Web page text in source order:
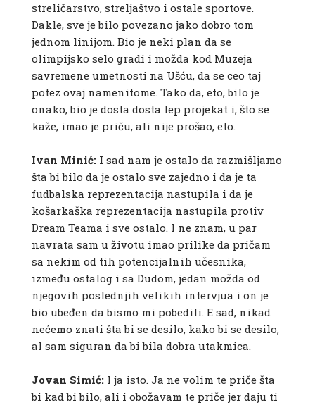
streličarstvo, streljaštvo i ostale sportove.
Dakle, sve je bilo povezano jako dobro tom
jednom linijom. Bio je neki plan da se
olimpijsko selo gradi i možda kod Muzeja
savremene umetnosti na Ušću, da se ceo taj
potez ovaj namenitome. Tako da, eto, bilo je
onako, bio je dosta dosta lep projekat i, što se
kaže, imao je priču, ali nije prošao, eto.
Ivan Minić:I sad nam je ostalo da razmišljamo
šta bi bilo da je ostalo sve zajedno i da je ta
fudbalska reprezentacija nastupila i da je
košarkaška reprezentacija nastupila protiv
Dream Teama i sve ostalo. I ne znam, u par
navrata sam u životu imao prilike da pričam
sa nekim od tih potencijalnih učesnika,
između ostalog i sa Dudom, jedan možda od
njegovih poslednjih velikih intervjua i on je
bio ubeđen da bismo mi pobedili. E sad, nikad
nećemo znati šta bi se desilo, kako bi se desilo,
al sam siguran da bi bila dobra utakmica.
Jovan Simić:I ja isto. Ja ne volim te priče šta
bi kad bi bilo, ali i obožavam te priče jer daju ti